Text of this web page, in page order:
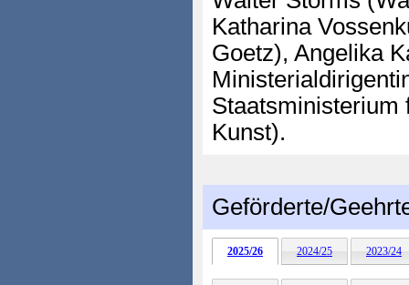
Katharina
Goetz), Angelika
Staatsministerium
Kunst).
Geförderte/
2025/26 2024/25 2023/24